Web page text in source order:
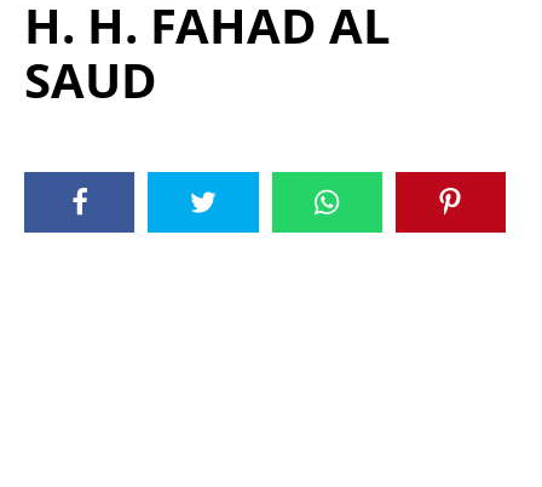
H. H. FAHAD AL
SAUD